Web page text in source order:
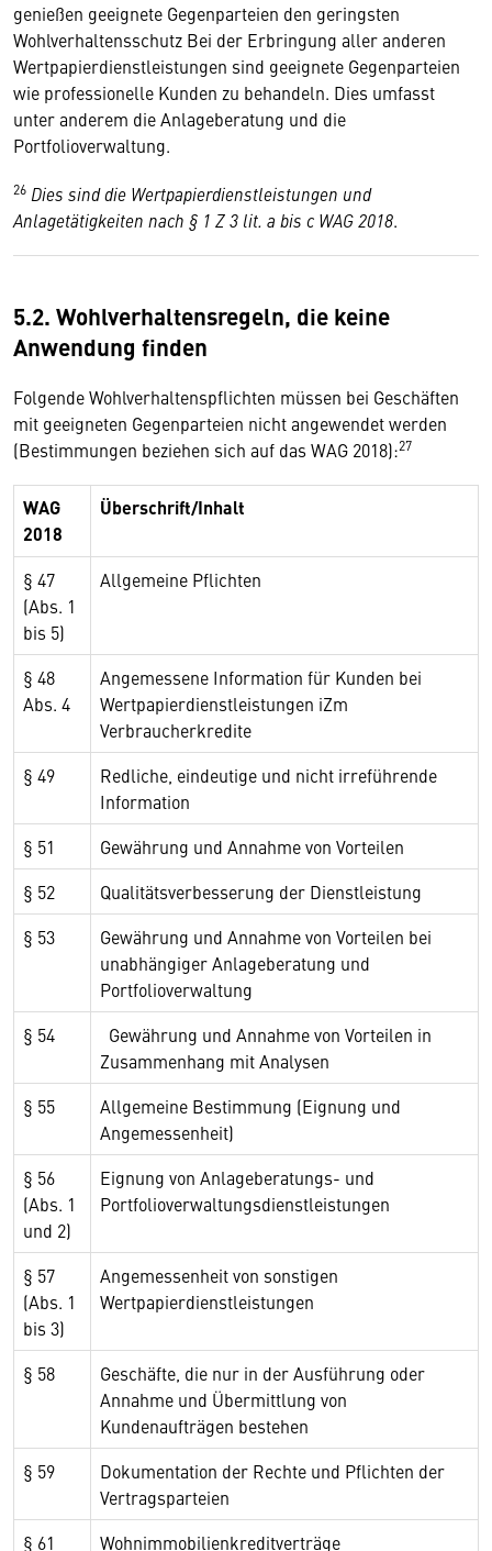
genießen geeignete Gegenparteien den geringsten
Wohlverhaltensschutz Bei der Erbringung aller anderen
Wertpapierdienstleistungen sind geeignete Gegenparteien
wie professionelle Kunden zu behandeln. Dies umfasst
unter anderem die Anlageberatung und die
Portfolioverwaltung.
26 Dies sind die Wertpapierdienstleistungen und
Anlagetätigkeiten nach § 1 Z 3 lit. a bis c WAG 2018.
5.2. Wohlverhaltensregeln, die keine
Anwendung finden
Folgende Wohlverhaltenspflichten müssen bei Geschäften
mit geeigneten Gegenparteien nicht angewendet werden
(Bestimmungen beziehen sich auf das WAG 2018):27
WAG
2018
Überschrift/Inhalt
§ 47
(Abs. 1
bis 5)
Allgemeine Pflichten
§ 48
Abs. 4
Angemessene Information für Kunden bei
Wertpapierdienstleistungen iZm
Verbraucherkredite
§ 49
Redliche, eindeutige und nicht irreführende
Information
§ 51
Gewährung und Annahme von Vorteilen
§ 52
Qualitätsverbesserung der Dienstleistung
§ 53
Gewährung und Annahme von Vorteilen bei
unabhängiger Anlageberatung und
Portfolioverwaltung
§ 54
Gewährung und Annahme von Vorteilen in
Zusammenhang mit Analysen
§ 55
Allgemeine Bestimmung (Eignung und
Angemessenheit)
§ 56
(Abs. 1
und 2)
Eignung von Anlageberatungs- und
Portfolioverwaltungsdienstleistungen
§ 57
(Abs. 1
bis 3)
Angemessenheit von sonstigen
Wertpapierdienstleistungen
§ 58
Geschäfte, die nur in der Ausführung oder
Annahme und Übermittlung von
Kundenaufträgen bestehen
§ 59
Dokumentation der Rechte und Pflichten der
Vertragsparteien
§ 61
Wohnimmobilienkreditverträge